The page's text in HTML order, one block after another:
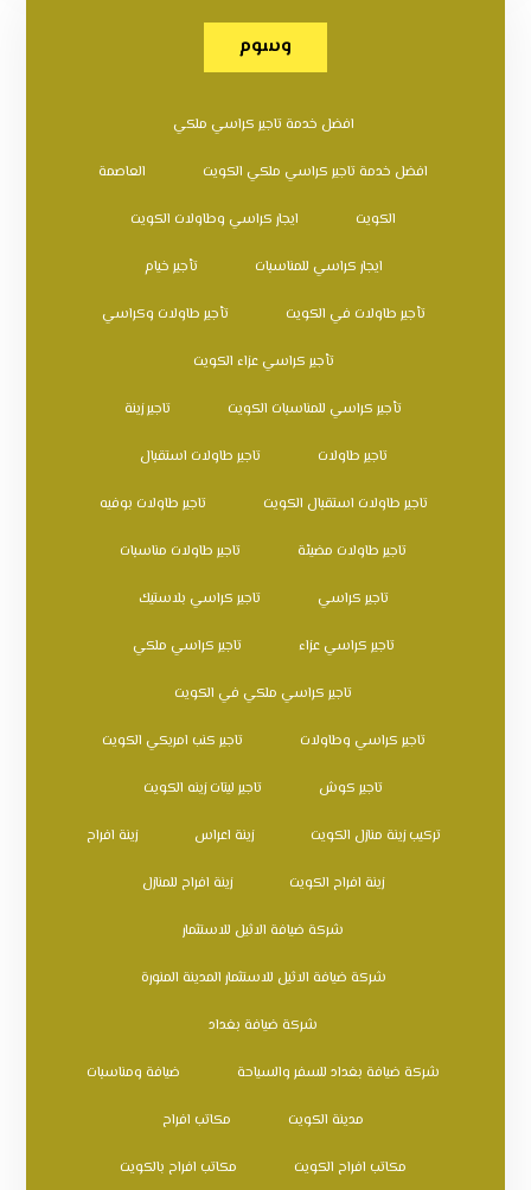
وسوم
افضل خدمة تاجير كراسي ملكي
افضل خدمة تاجير كراسي ملكي الكويت العاصمة
الكويت ايجار كراسي وطاولات الكويت
ايجار كراسي للمناسبات تأجير خيام
تأجير طاولات في الكويت تأجير طاولات وكراسي
تأجير كراسي عزاء الكويت
تأجير كراسي للمناسبات الكويت تاجير زينة
تاجير طاولات تاجير طاولات استقبال
تاجير طاولات استقبال الكويت تاجير طاولات بوفيه
تاجير طاولات مضيئة تاجير طاولات مناسبات
تاجير كراسي تاجير كراسي بلاستيك
تاجير كراسي عزاء تاجير كراسي ملكي
تاجير كراسي ملكي في الكويت
تاجير كراسي وطاولات تاجير كنب امريكي الكويت
تاجير كوش تاجير ليتات زينه الكويت
تركيب زينة منازل الكويت زينة اعراس زينة افراح
زينة افراح الكويت زينة افراح للمنازل
شركة ضيافة الاثيل للاستثمار
شركة ضيافة الاثيل للاستثمار المدينة المنورة
شركة ضيافة بغداد
شركة ضيافة بغداد للسفر والسياحة ضيافة ومناسبات
مدينة الكويت مكاتب افراح
مكاتب افراح الكويت مكاتب افراح بالكويت